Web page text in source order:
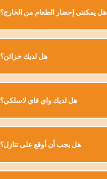
هل يمكنني إحضار الطعام من الخارج؟
هل لديك خزائن؟
هل لديك واي فاي لاسلكي؟
هل يجب أن أوقع على تنازل؟